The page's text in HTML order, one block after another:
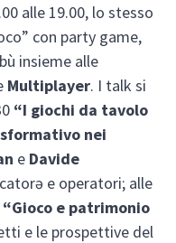
alle 19.00, lo stesso
con party game,
insieme alle
Multiplayer. I talk si
“I giochi da tavolo
nei
e Davide
e operatori; alle
“Gioco e patrimonio
e le prospettive del